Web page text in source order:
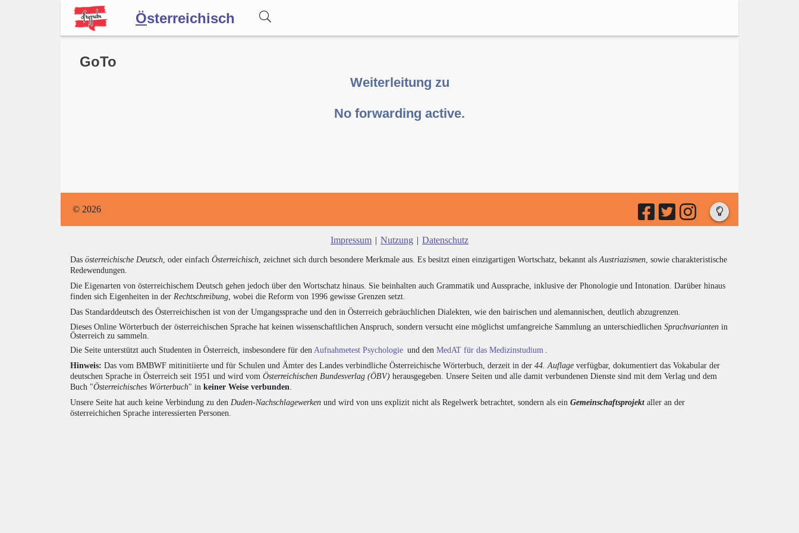
Österreichisch
Wörterbuch
GoTo
Weiterleitung zu
No forwarding active.
© 2026
Impressum | Nutzung | Datenschutz
Das österreichische Deutsch , oder einfach Österreichisch , zeichnet sich durch besondere Merkmale aus. Es besitzt einen einzigartigen Wortschatz, bekannt als Austriazismen , sowie charakteristische
Redewendungen.
Die Eigenarten von österreichischem Deutsch gehen jedoch über den Wortschatz hinaus. Sie beinhalten auch Grammatik und Aussprache, inklusive der Phonologie und Intonation. Darüber hinaus
finden sich Eigenheiten in der Rechtschreibung , wobei die Reform von 1996 gewisse Grenzen setzt.
Das Standarddeutsch des Österreichischen ist von der Umgangssprache und den in Österreich gebräuchlichen Dialekten, wie den bairischen und alemannischen, deutlich abzugrenzen.
Dieses Online Wörterbuch der österreichischen Sprache hat keinen wissenschaftlichen Anspruch, sondern versucht eine möglichst umfangreiche Sammlung an unterschiedlichen Sprachvarianten in
Österreich zu sammeln.
Die Seite unterstützt auch Studenten in Österreich, insbesondere für den Aufnahmetest Psychologie und den MedAT für das Medizinstudium
Hinweis: Das vom BMBWF mitinitiierte und für Schulen und Ämter des Landes verbindliche Österreichische Wörterbuch, derzeit in der 44. Auflage verfügbar, dokumentiert das Vokabular der
deutschen Sprache in Österreich seit 1951 und wird vom Österreichischen Bundesverlag (ÖBV) herausgegeben. Unsere Seiten und alle damit verbundenen Dienste sind mit dem Verlag und dem
Buch "Österreichisches Wörterbuch" in keiner Weise verbunden
Unsere Seite hat auch keine Verbindung zu den Duden-Nachschlagewerken und wird von uns explizit nicht als Regelwerk betrachtet, sondern als ein Gemeinschaftsprojektaller an der
österreichichen Sprache interessierten Personen.